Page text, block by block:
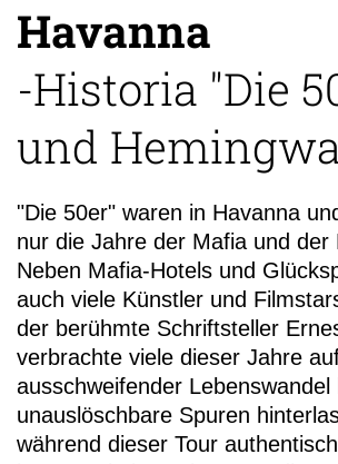
Havanna
-Historia "Die
und
"Die 50er" waren in Havanna
nur die Jahre der Mafia und der
Neben Mafia-Hotels und
auch viele Künstler und
der berühmte Schriftsteller
verbrachte viele dieser Jahre
ausschweifender Lebenswandel
unauslöschbare Spuren
während dieser Tour